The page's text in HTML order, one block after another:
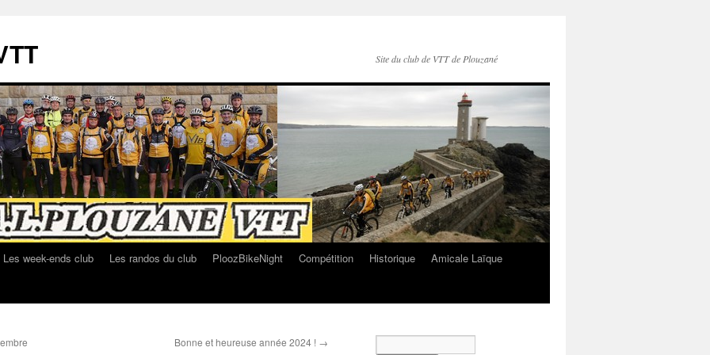
Site du club de VTT de Plouzané
Les week-ends club Les randos du club PloozBikeNight Compétition Historique
Amicale Laïque
Bonne et heureuse année 2024 ! →